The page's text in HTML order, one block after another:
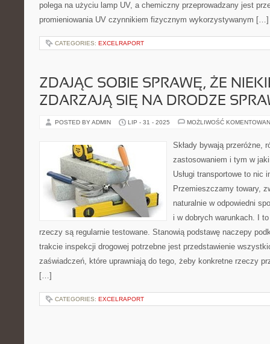
polega na użyciu lamp UV, a chemiczny przeprowadzany jest
promieniowania UV czynnikiem fizycznym wykorzystywanym […]
CATEGORIES: EXCELRAPORT
ZDAJĄC SOBIE SPRAWĘ, ŻE
ZDARZAJĄ SIĘ NA DRODZE
POSTED BY ADMIN LIP - 31 - 2025 MOŻLIWOŚĆ
Składy bywają przeróżne,
zastosowaniem i tym w
Usługi transportowe to nic
Przemieszczamy towary,
naturalnie w odpowiedni
i w dobrych warunkach. I
rzeczy są regularnie testowane. Stanowią podstawę naczepy
trakcie inspekcji drogowej potrzebne jest przedstawienie
zaświadczeń, które uprawniają do tego, żeby konkretne rzeczy
[…]
CATEGORIES: EXCELRAPORT